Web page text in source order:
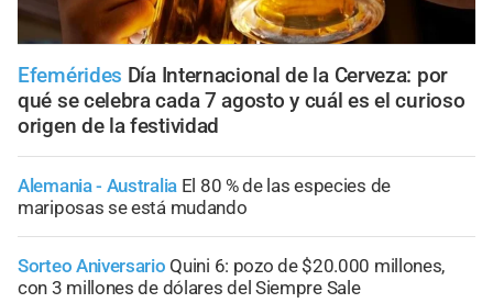
Efemérides Día Internacional de la Cerveza: por
qué se celebra cada 7 agosto y cuál es el curioso
origen de la festividad
Alemania - Australia El 80 % de las especies de
mariposas se está mudando
Sorteo Aniversario Quini 6: pozo de $20.000 millones,
con 3 millones de dólares del Siempre Sale